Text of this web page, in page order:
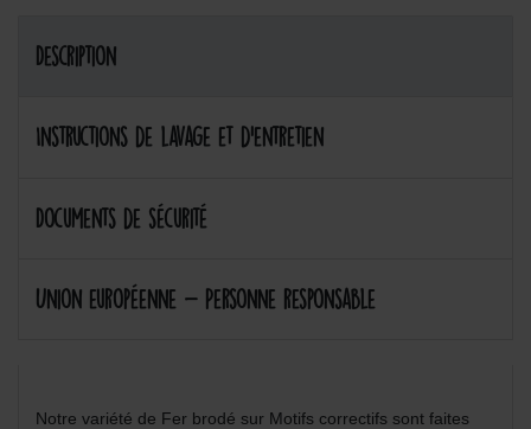
Description
Instructions de lavage et d'entretien
Documents de sécurité
Union européenne - Personne responsable
Notre variété de Fer brodé sur Motifs correctifs sont faites